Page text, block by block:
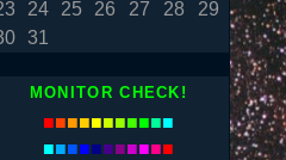
24 25 26 27 28
29
31
MONITOR CHECK!
■■■■■■■■■■■
■■■■■■■■■■■